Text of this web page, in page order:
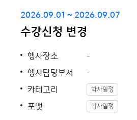
2026.09.01 ~ 2026.09.07
수강신청 변경
행사장소 -
행사담당부서 -
카테고리 학사일정
포맷 학사일정